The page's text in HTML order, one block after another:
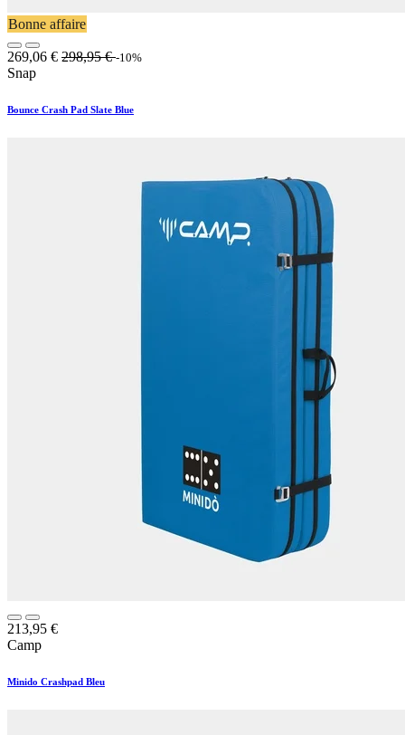
Bonne affaire
269,06 € 298,95€ -10%
Snap
Bounce Crash Pad Slate Blue
213,95 €
Camp
Minido Crashpad Bleu